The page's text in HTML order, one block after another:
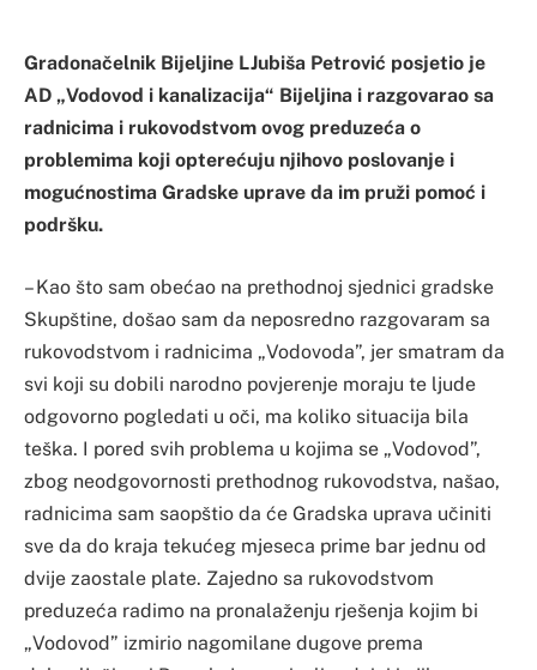
Gradonačelnik Bijeljine LJubiša Petrović posjetio je
AD „Vodovod i kanalizacija“ Bijeljina i razgovarao sa
radnicima i rukovodstvom ovog preduzeća o
problemima koji opterećuju njihovo poslovanje i
mogućnostima Gradske uprave da im pruži pomoć i
podršku.
– Kao što sam obećao na prethodnoj sjednici gradske
Skupštine, došao sam da neposredno razgovaram sa
rukovodstvom i radnicima „Vodovoda”, jer smatram da
svi koji su dobili narodno povjerenje moraju te ljude
odgovorno pogledati u oči, ma koliko situacija bila
teška. I pored svih problema u kojima se „Vodovod”,
zbog neodgovornosti prethodnog rukovodstva, našao,
radnicima sam saopštio da će Gradska uprava učiniti
sve da do kraja tekućeg mjeseca prime bar jednu od
dvije zaostale plate. Zajedno sa rukovodstvom
preduzeća radimo na pronalaženju rješenja kojim bi
„Vodovod” izmirio nagomilane dugove prema